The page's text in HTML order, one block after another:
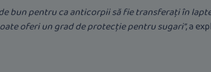
bun pentru ca anticorpii să fie transferaţi în
oferi un grad de protecţie pentru sugari”, a